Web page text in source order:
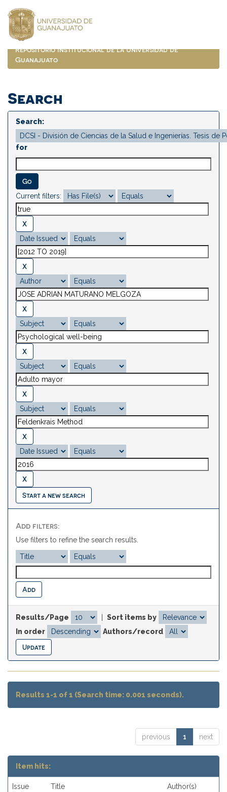
navigation
Repositorio Institucional de la Universidad de
Guanajuato
Search
Search:
for
Current filters:
Start a new search
Add filters:
Use filters to refine the search results.
Results/Page
Sort items by
In order
Authors/record
Results 1-1 of 1 (Search time: 0.001 seconds).
previous 1 next
Item hits:
Issue
Title Author(s)